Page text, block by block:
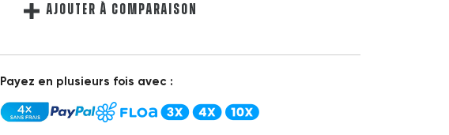
AJOUTER À COMPARAISON
Payez en plusieurs fois avec :